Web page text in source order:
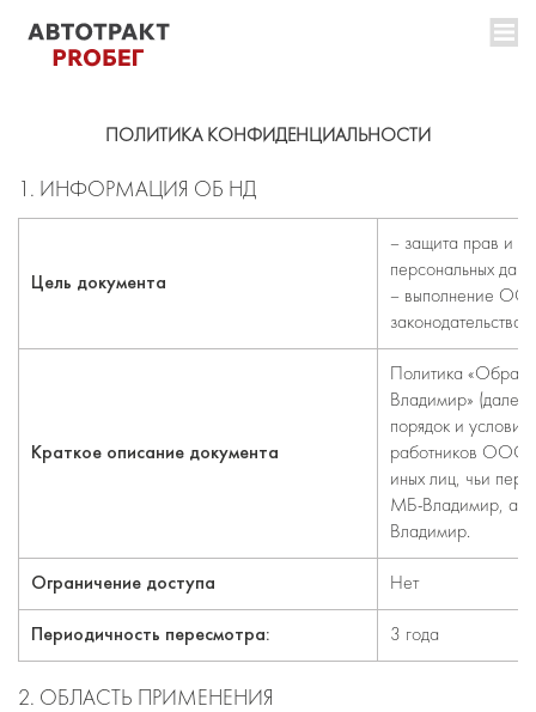
ПОЛИТИКА КОНФИДЕНЦИАЛЬНОСТИ
1. ИНФОРМАЦИЯ ОБ НД
Цель документа
– защита прав и
персональных
– выполнение
законодательства
Краткое описание документа
Политика
Владимир» (далее
порядок и
работников ООО
иных лиц, чьи
МБ-Владимир, а
Владимир.
Ограничение доступа Нет
Периодичность пересмотра: 3 года
2. ОБЛАСТЬ ПРИМЕНЕНИЯ